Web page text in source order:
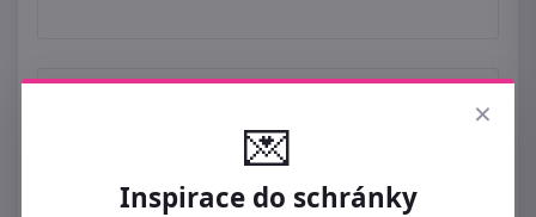
×
💌
Inspirace do schránky